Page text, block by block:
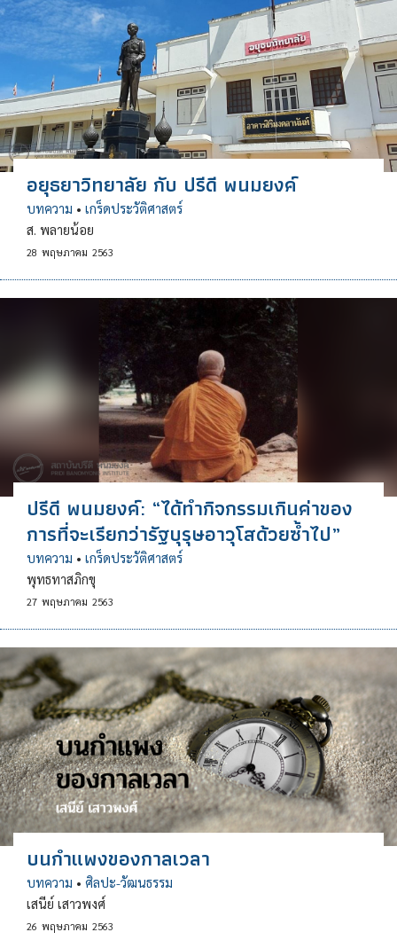
อยุธยาวิทยาลัย กับ ปรีดี พนมยงค์
บทความ • เกร็ดประวัติศาสตร์
ส. พลายน้อย
28 พฤษภาคม 2563
ปรีดี พนมยงค์: “ได้ทำกิจกรรมเกินค่าของ
การที่จะเรียกว่ารัฐบุรุษอาวุโสด้วยซ้ำไป”
บทความ • เกร็ดประวัติศาสตร์
พุทธทาสภิกขุ
27 พฤษภาคม 2563
บนกำแพงของกาลเวลา
บทความ • ศิลปะ-วัฒนธรรม
เสนีย์ เสาวพงศ์
26 พฤษภาคม 2563